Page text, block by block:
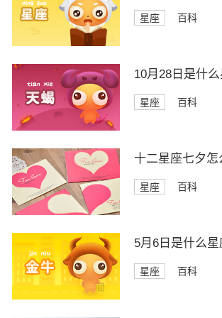
星座 百科
10月28日是什
星座 百科
十二星座七夕怎
星座 百科
5月6日是什么星
星座 百科